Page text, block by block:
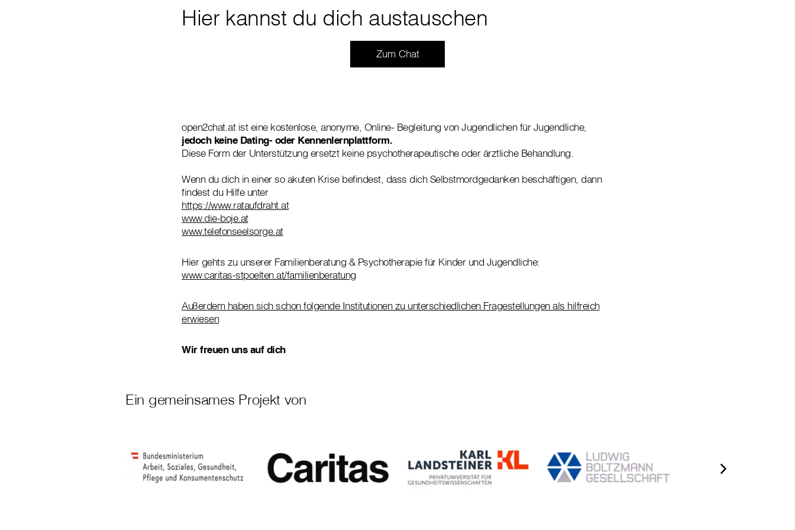
Hier kannst du dich austauschen
Zum Chat
open2chat.at ist eine kostenlose, anonyme, Online- Begleitung von Jugendlichen für Jugendliche,
jedoch keine Dating- oder Kennenlernplattform.
Diese Form der Unterstützung ersetzt keine psychotherapeutische oder ärztliche Behandlung.
Wenn du dich in einer so akuten Krise befindest, dass dich Selbstmordgedanken beschäftigen, dann
findest du Hilfe unter
https://www.rataufdraht.at
www.die-boje.at
www.telefonseelsorge.at
Hier gehts zu unserer Familienberatung & Psychotherapie für Kinder und Jugendliche:
www.caritas-stpoelten.at/familienberatung
Außerdem haben sich schon folgende Institutionen zu unterschiedlichen Fragestellungen als hilfreich
erwiesen
Wir freuen uns auf dich
Ein gemeinsames Projekt von